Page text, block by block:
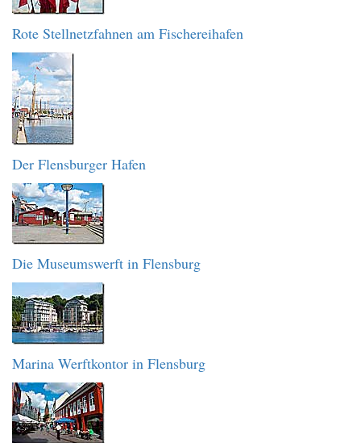
Rote Stellnetzfahnen am Fischereihafen
Der Flensburger Hafen
Die Museumswerft in Flensburg
Marina Werftkontor in Flensburg